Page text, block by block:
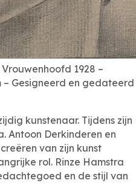
1928 –
– Gesigneerd en gedateerd
kunstenaar. Tijdens zijn
Antoon Derkinderen en
van zijn kunst
rol. Rinze Hamstra
en de stijl van